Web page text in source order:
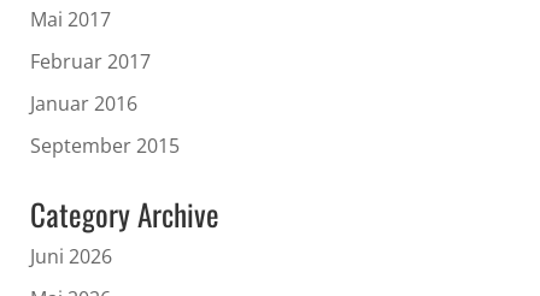
Mai 2017
Februar 2017
Januar 2016
September 2015
Category Archive
Juni 2026